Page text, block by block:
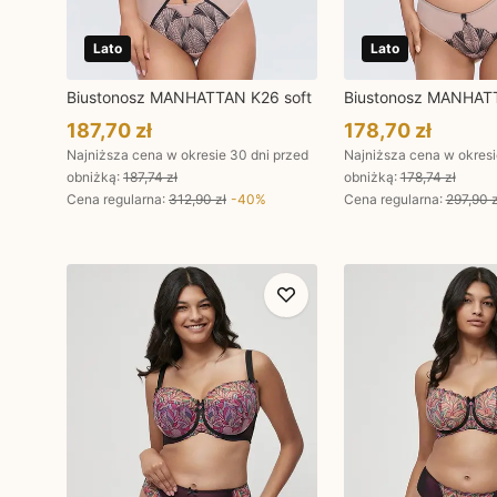
Lato
Biustonosz MANHATTAN K26 soft
187,70 zł
Najniższa cena w okresie 30 dni przed
obniżką: 187,74 zł
Cena regularna: 312,90 zł -40%
Lato
Biustonosz
178,70 zł
Najniższa cena w
obniżką: 178,74 zł
Cena regularna:297,90